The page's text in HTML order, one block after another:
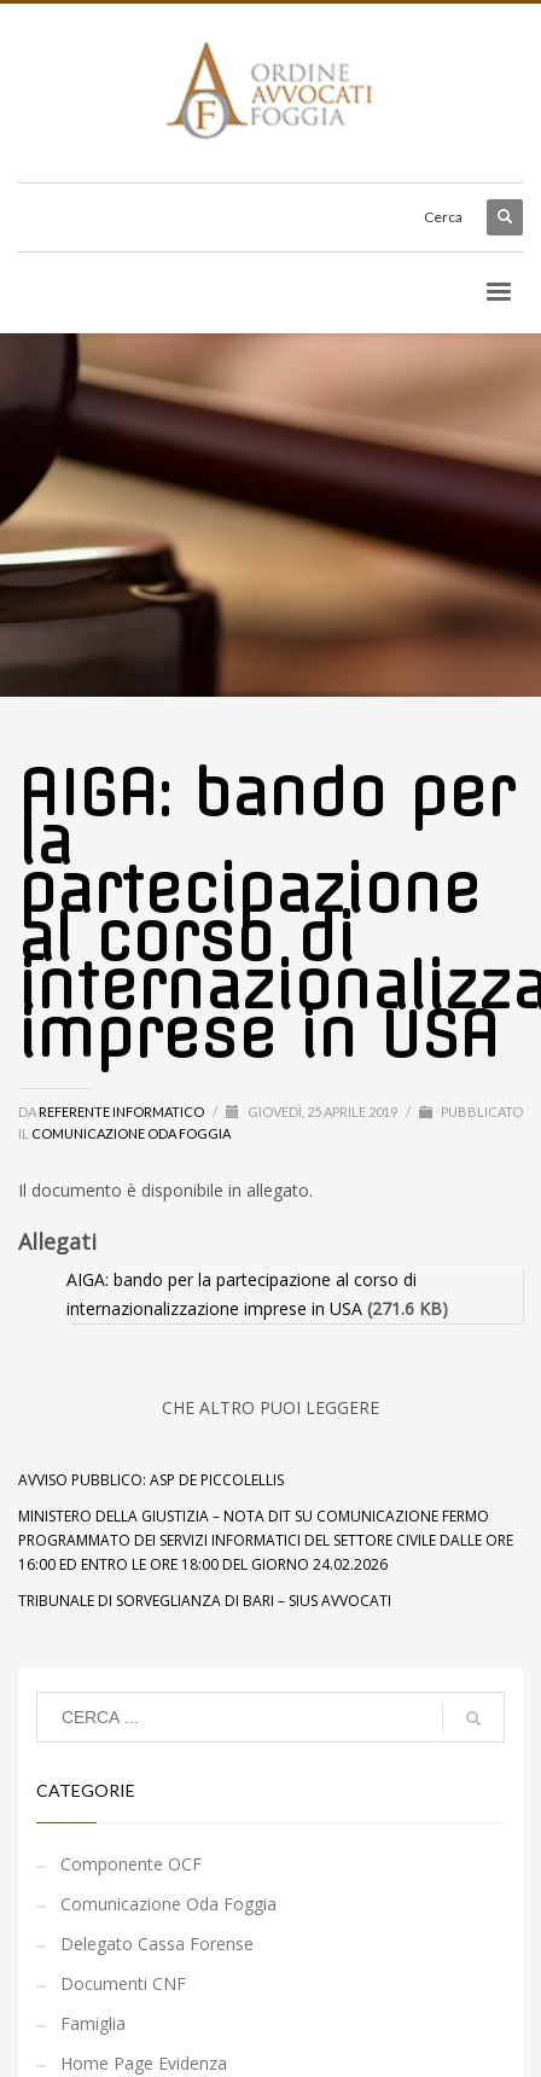
Cerca
AIGA: bando per
la
partecipazione
al corso di
imprese in USA
DA REFERENTE INFORMATICO / GIOVEDÌ, 25 APRILE 2019 /
PUBBLICATO
IL COMUNICAZIONE ODA FOGGIA
Il documento è disponibile in allegato.
Allegati
AIGA: bando per la partecipazione al corso di
internazionalizzazione imprese in USA (271.6 KB)
CHE ALTRO PUOI LEGGERE
AVVISO PUBBLICO: ASP DE PICCOLELLIS
MINISTERO DELLA GIUSTIZIA – NOTA DIT SU COMUNICAZIONE FERMO
PROGRAMMATO DEI SERVIZI INFORMATICI DEL SETTORE CIVILE DALLE ORE
16:00 ED ENTRO LE ORE 18:00 DEL GIORNO 24.02.2026
TRIBUNALE DI SORVEGLIANZA DI BARI – SIUS AVVOCATI
CATEGORIE
Componente OCF
Comunicazione Oda Foggia
Delegato Cassa Forense
Documenti CNF
Famiglia
Home Page Evidenza